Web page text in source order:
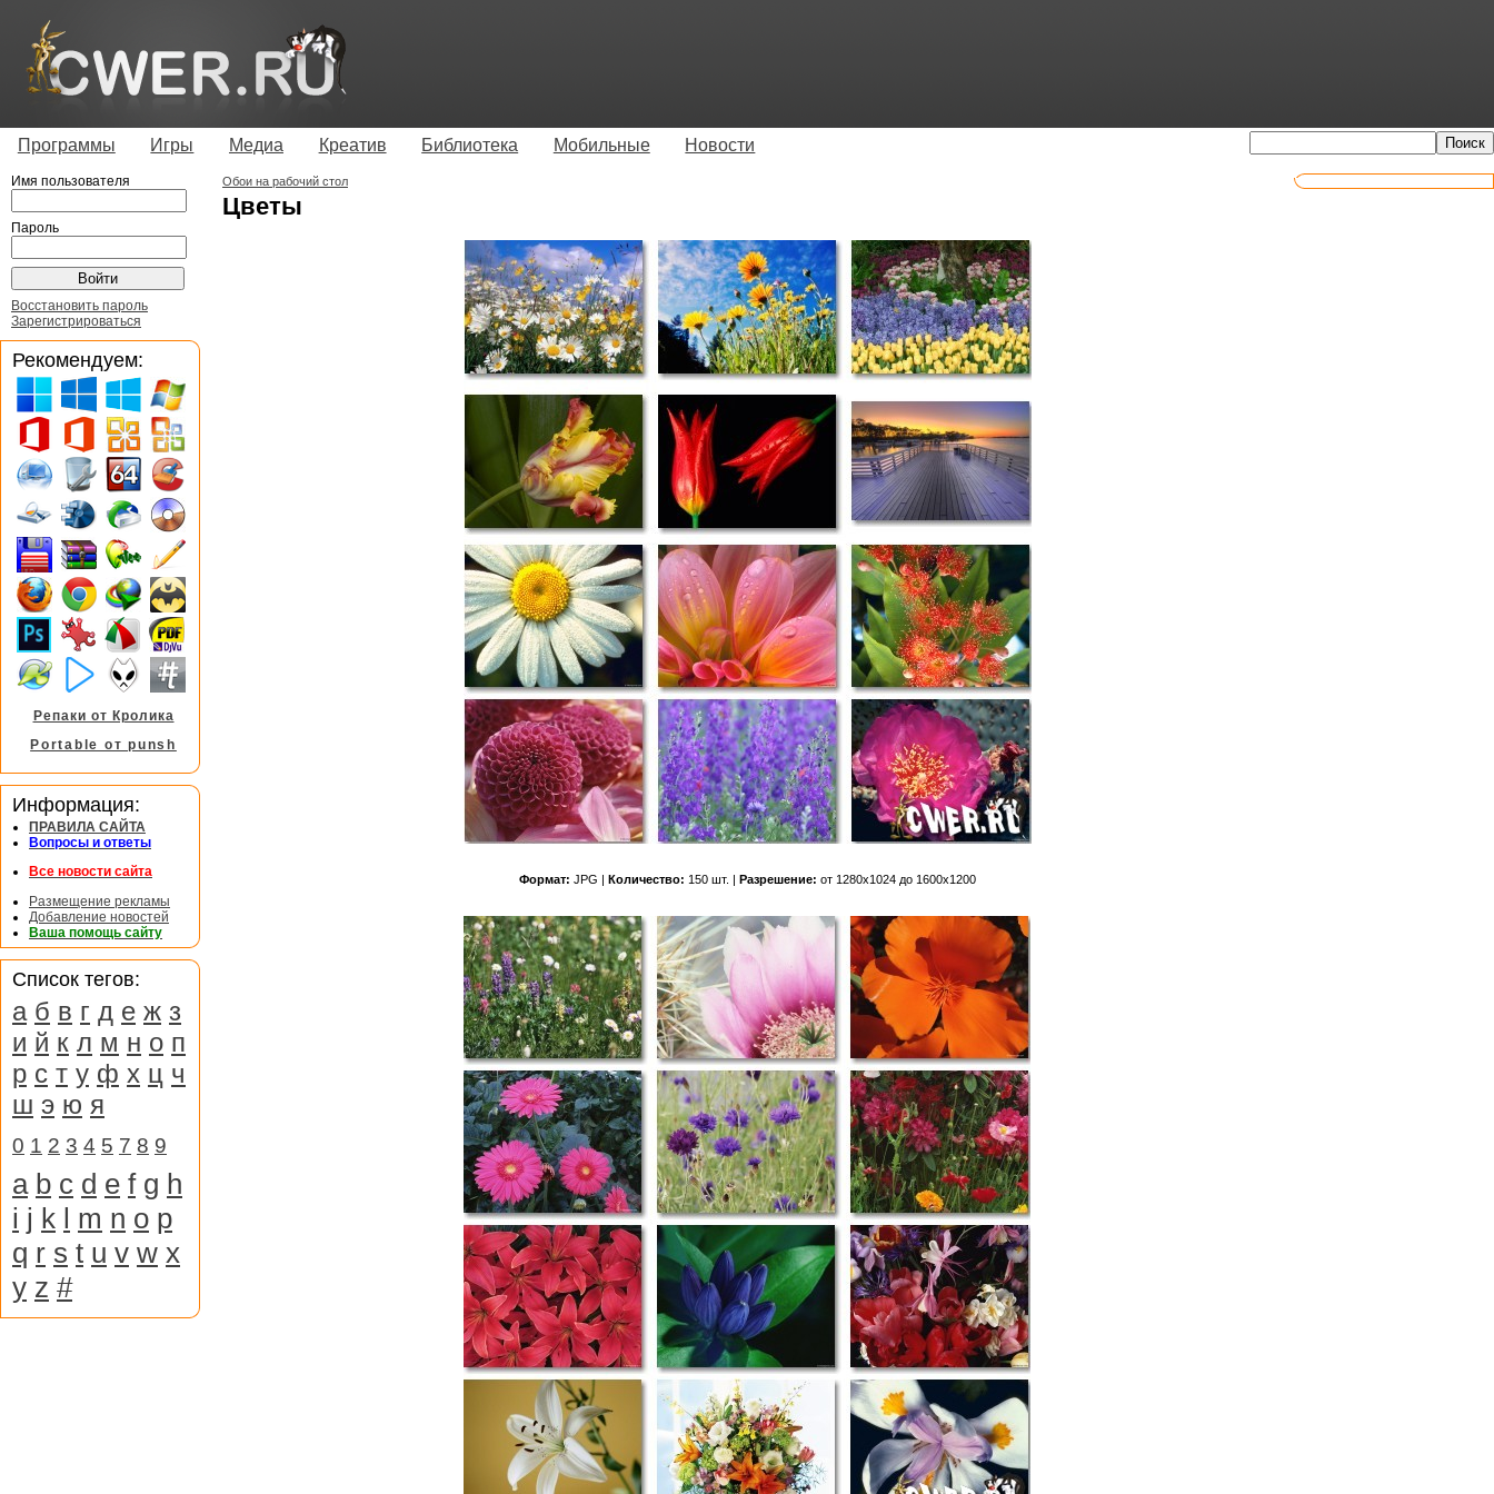
Программы Игры Медиа Креатив Библиотека Мобильные Новости
Обои на рабочий стол
Цветы
Формат: JPG | Количество: 150 шт. | Разрешение: от 1280x1024 до 1600x1200
Имя пользователя
Пароль
Восстановить пароль
Зарегистрироваться
Рекомендуем:
Репаки от Кролика
Portable от punsh
Информация:
ПРАВИЛА САЙТА
Вопросы и ответы
Все новости сайта
Размещение рекламы
Добавление новостей
Ваша помощь сайту
Список тегов:
а б в г д е ж з
и й к л м н о п
р с т у ф х ц ч
ш э ю я
0 1 2 3 4 5 7 8 9
a b c d e f g h
i j k l m n o p
q r s t u v w x
y z #